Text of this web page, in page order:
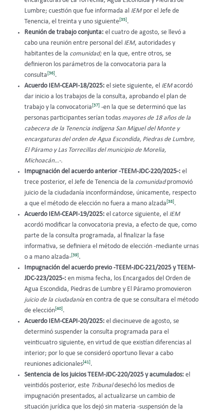
Lumbre; cuestión que fue informada al IEM por el Jefe de
Tenencia, el treinta y uno siguiente[35].
Reunión de trabajo conjunta: el cuatro de agosto, se llevó a
cabo una reunión entre personal del IEM, autoridades y
habitantes de la comunidad; en la que, entre otros, se
definieron los parámetros de la convocatoria para la
consulta[36].
Acuerdo IEM-CEAPI-18/2025: el siete siguiente, el IEMacordó
dar inicio a los trabajos de la consulta, aprobando el plan de
trabajo y la convocatoria[37] -en la que se determinó que las
personas participantes serían todas mayores de 18 años de la
cabecera de la Tenencia indígena San Miguel del Monte y
encargaturas del orden de Agua Escondida, Piedras de Lumbre,
El Páramo y Las Torrecillas del municipio de Morelia,
Michoacán…-.
Impugnación del acuerdo anterior -TEEM-JDC-220/2025-: el
trece posterior, el Jefe de Tenencia de la comunidadpromovió
juicio de la ciudadanía inconformándose, únicamente, respecto
a que el método de elección no fuera a mano alzada[38].
Acuerdo IEM-CEAPI-19/2025: el catorce siguiente, el IEM
acordó modificar la convocatoria previa, a efecto de que, como
parte de la consulta programada, al finalizar la fase
informativa, se definiera el método de elección -mediante urnas
o a mano alzada-[39].
Impugnación del acuerdo previo -TEEM-JDC-221/2025 y TEEM-
JDC-223/2025-: en misma fecha, los Encargados del Orden de
Agua Escondida, Piedras de Lumbre y El Páramo promovieron
juicio de la ciudadanía en contra de que se consultara el método
de elección[40].
Acuerdo IEM-CEAPI-20/2025: el diecinueve de agosto, se
determinó suspender la consulta programada para el
veinticuatro siguiente, en virtud de que existían diferencias al
interior; por lo que se consideró oportuno llevar a cabo
reuniones adicionales[41].
Sentencia de los juicios TEEM-JDC-220/2025 y acumulados: el
veintidós posterior, este Tribunaldesechó los medios de
impugnación presentados, al actualizarse un cambio de
situación jurídica que los dejó sin materia -suspensión de la